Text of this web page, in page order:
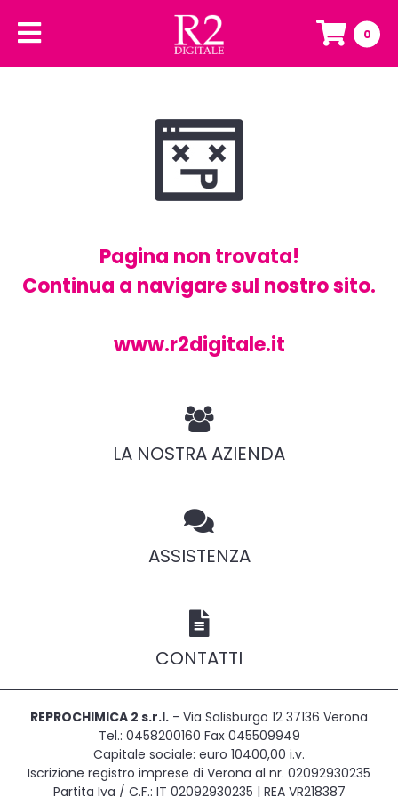
0
Pagina non trovata!
Continua a navigare sul nostro sito.
www.r2digitale.it
LA NOSTRA AZIENDA
ASSISTENZA
CONTATTI
REPROCHIMICA 2 s.r.l. - Via Salisburgo 12 37136 Verona
Tel.: 0458200160 Fax 045509949
Capitale sociale: euro 10400,00 i.v.
Iscrizione registro imprese di Verona al nr. 02092930235
Partita Iva / C.F.: IT 02092930235 | REA VR218387